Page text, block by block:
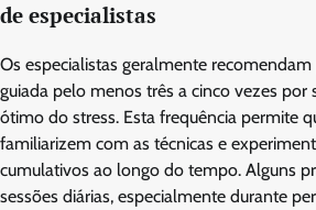
de especialistas
Os especialistas geralmente
guiada pelo menos três a cinco vezes por
ótimo do stress. Esta frequência permite
familiarizem com as técnicas e
cumulativos ao longo do tempo. Alguns
sessões diárias, especialmente durante